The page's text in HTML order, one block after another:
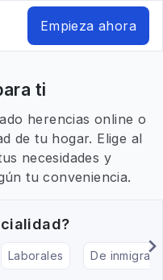
Empieza ahora
ti
herencias online o
de tu hogar. Elige al
necesidades y
tu conveniencia.
Laborales De